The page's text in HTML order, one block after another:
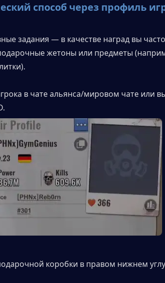
способ через профиль
задания — в качестве наград вы
жетоны или предметы
в чате альянса/мировом чате или
коробки в правом нижнем